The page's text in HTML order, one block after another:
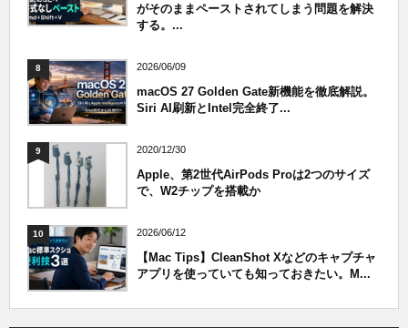
がそのままペーストされてしまう問題を解決
する。...
8 2026/06/09
macOS 27 Golden Gate新機能を徹底解説。
Siri AI刷新とIntel完全終了...
9 2020/12/30
Apple、第2世代AirPods Proは2つのサイズ
で、W2チップを搭載か
10 2026/06/12
【Mac Tips】CleanShot Xなどのキャプチャ
アプリを使っていても知っておきたい。M...